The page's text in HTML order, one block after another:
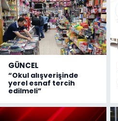
GÜNCEL
“Okul alışverişinde
yerel esnaf tercih
edilmeli”